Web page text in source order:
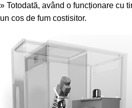
» Totodată, având o funcționare cu
un cos de fum costisitor.